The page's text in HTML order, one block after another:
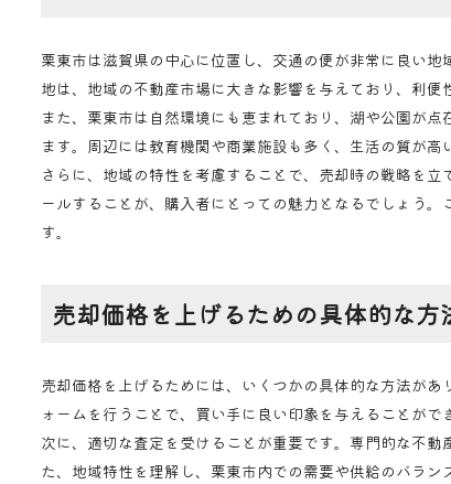
栗東市は滋賀県の中心に位置し、交通の便が非常に良い
地は、地域の不動産市場に大きな影響を与えており、利便
また、栗東市は自然環境にも恵まれており、湖や公園が
ます。周辺には教育機関や商業施設も多く、生活の質が高
さらに、地域の特性を考慮することで、売却時の戦略を
ールすることが、購入者にとっての魅力となるでしょう
す。
売却価格を上げるための具体的な方
売却価格を上げるためには、いくつかの具体的な方法が
ォームを行うことで、買い手に良い印象を与えることが
次に、適切な査定を受けることが重要です。専門的な不
た、地域特性を理解し、栗東市内での需要や供給のバラン